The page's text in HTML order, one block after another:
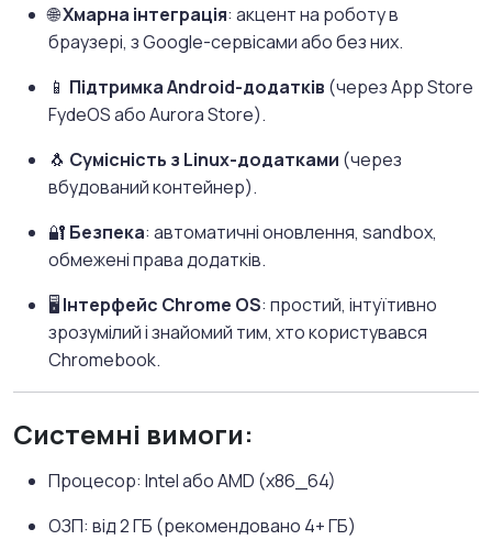
🌐Хмарна інтеграція: акцент на роботу в
браузері, з Google-сервісами або без них.
📱 Підтримка Android-додатків (через App Store
FydeOS або Aurora Store).
🐧 Сумісність з Linux-додатками (через
вбудований контейнер).
🔐 Безпека: автоматичні оновлення, sandbox,
обмежені права додатків.
🖥️ Інтерфейс Chrome OS: простий, інтуїтивно
зрозумілий і знайомий тим, хто користувався
Chromebook.
Системні вимоги:
Процесор: Intel або AMD (x86_64)
ОЗП: від 2 ГБ (рекомендовано 4+ ГБ)